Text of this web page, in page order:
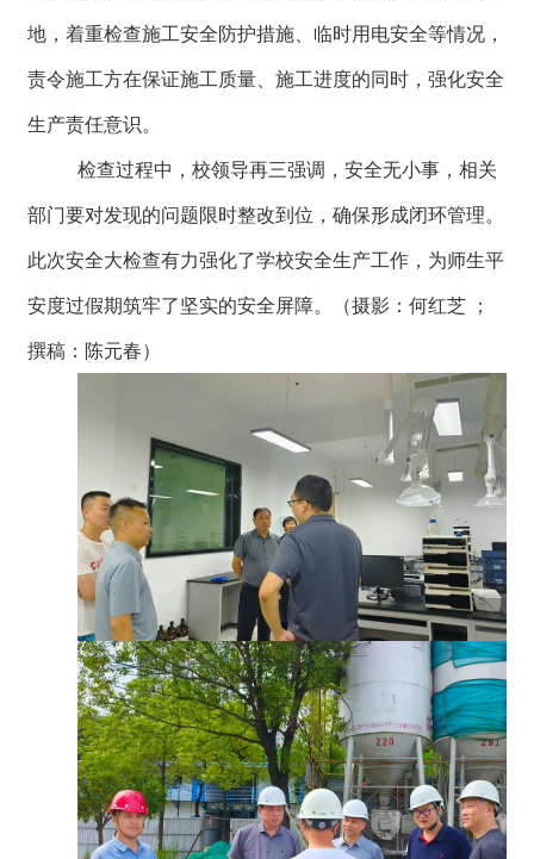
地，着重检查施工安全防护措施、临时用电安全等情况，
责令施工方在保证施工质量、施工进度的同时，强化安全
生产责任意识。
检查过程中，校领导再三强调，安全无小事，相关
部门要对发现的问题限时整改到位，确保形成闭环管理。
此次安全大检查有力强化了学校安全生产工作，为师生平
安度过假期筑牢了坚实的安全屏障。（摄影：何红芝 ；
撰稿：陈元春）